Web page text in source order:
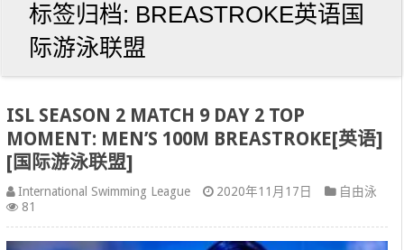
标签归档: BREASTROKE英语国
际游泳联盟
ISL SEASON 2 MATCH 9 DAY 2 TOP
MOMENT: MEN’S 100M BREASTROKE[英语]
[国际游泳联盟]
International Swimming League 2020年11月17日
自由泳
81